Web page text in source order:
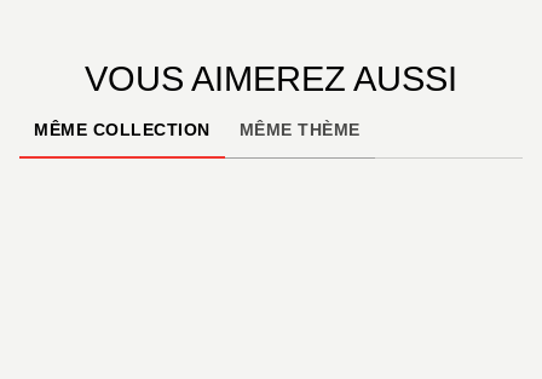
VOUS AIMEREZ AUSSI
MÊME COLLECTION MÊME THÈME